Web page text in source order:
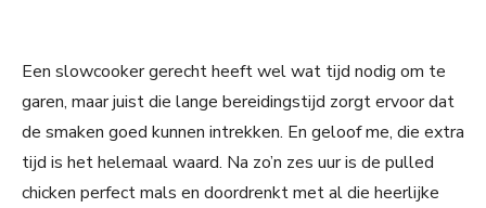
Een slowcooker gerecht heeft wel wat tijd nodig om te
garen, maar juist die lange bereidingstijd zorgt ervoor dat
de smaken goed kunnen intrekken. En geloof me, die extra
tijd is het helemaal waard. Na zo’n zes uur is de pulled
chicken perfect mals en doordrenkt met al die heerlijke